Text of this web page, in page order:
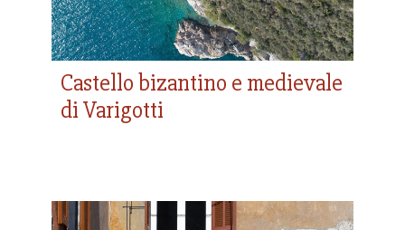
Castello bizantino e medievale
di Varigotti